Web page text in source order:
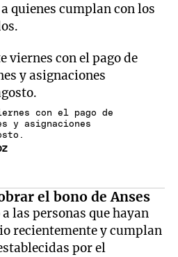
quienes cumplan con los
con el pago de
y asignaciones
el bono de Anses
las personas que hayan
recientemente y cumplan
por el